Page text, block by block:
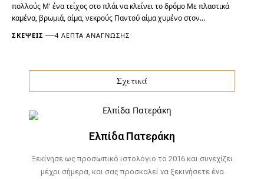
πολλούς Μ' ένα τείχος στο πλάι να κλείνει το δρόμο Με πλαστικά
καμένα, βρωμιά, αίμα, νεκρούς Παντού αίμα χυμένο στον…
ΣΚΈΨΕΙΣ 4 ΛΕΠΤΆ ΑΝΆΓΝΩΣΗΣ
Σχετικά
Ελπίδα Πατεράκη
Ξεκίνησε ως προσωπικό ιστολόγιο το 2016 και συνεχίζει
μέχρι σήμερα, και σας προσκαλεί να ξεκινήσετε ένα